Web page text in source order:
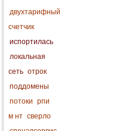
двухтарифный
счетчик
испортилась
локальная
сеть отрок
поддомены
потоки рпи
м нт сверло